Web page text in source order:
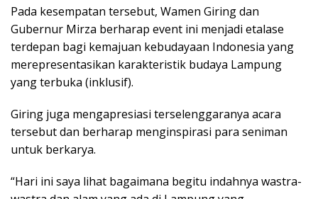
Pada kesempatan tersebut, Wamen Giring dan
Gubernur Mirza berharap event ini menjadi etalase
terdepan bagi kemajuan kebudayaan Indonesia yang
merepresentasikan karakteristik budaya Lampung
yang terbuka (inklusif).
Giring juga mengapresiasi terselenggaranya acara
tersebut dan berharap menginspirasi para seniman
untuk berkarya.
“Hari ini saya lihat bagaimana begitu indahnya wastra-